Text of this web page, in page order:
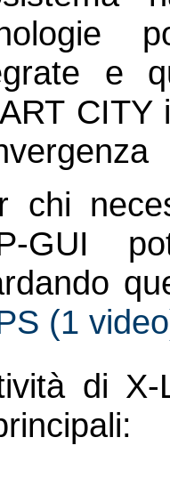
e
CITY
chi
GUI
(1
di X-